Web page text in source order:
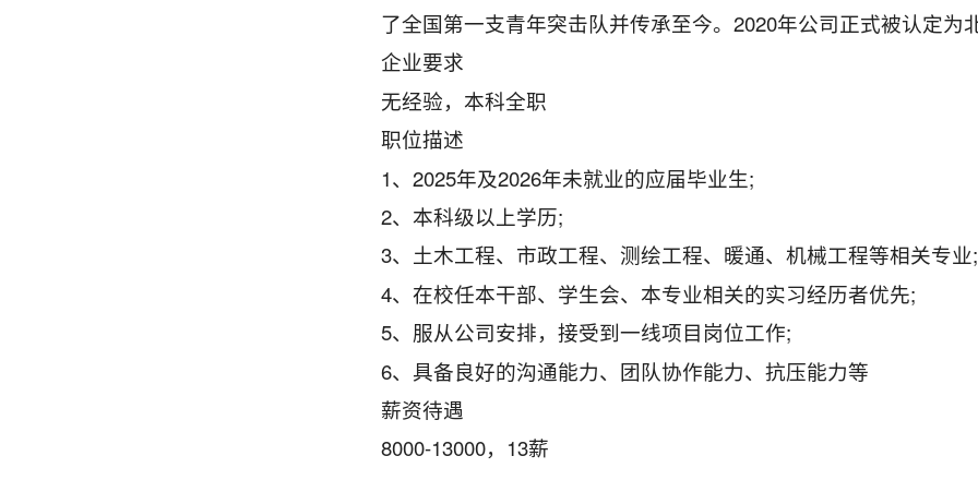
了全国第一支青年突击队并传承至今。2020年公司正式被认定为
企业要求
无经验，本科全职
职位描述
1、2025年及2026年未就业的应届毕业生;
2、本科级以上学历;
3、土木工程、市政工程、测绘工程、暖通、机械工程等相关专业;
4、在校任本干部、学生会、本专业相关的实习经历者优先;
5、服从公司安排，接受到一线项目岗位工作;
6、具备良好的沟通能力、团队协作能力、抗压能力等
薪资待遇
8000-13000，13薪